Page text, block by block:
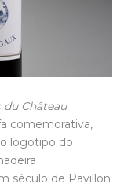
Château
comemorativa,
logotipo do
século de Pavillon